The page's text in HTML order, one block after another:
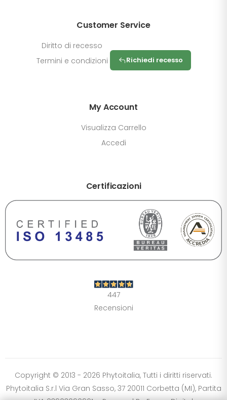
Customer Service
Diritto di recesso
Termini e condizioni
Richiedi recesso
My Account
Visualizza Carrello
Accedi
Certificazioni
447
Recensioni
Copyright © 2013 - 2026 Phytoitalia, Tutti i diritti riservati.
Phytoitalia S.r.l Via Gran Sasso, 37 20011 Corbetta (MI), Partita
DIMENSIONE TESTO
Chiaro
Ripristina impostazioni